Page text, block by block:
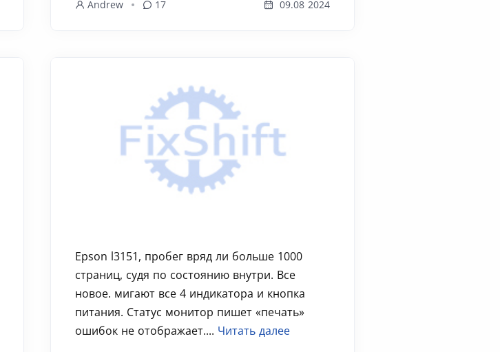
Andrew 17 09.08 2024
Epson l3151, пробег вряд ли больше 1000
страниц, судя по состоянию внутри. Все
новое. мигают все 4 индикатора и кнопка
питания. Статус монитор пишет «печать»
ошибок не отображает.... Читать далее